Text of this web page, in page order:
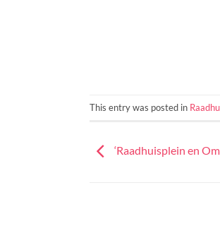
This entry was posted in
‘Raadhuisplein en